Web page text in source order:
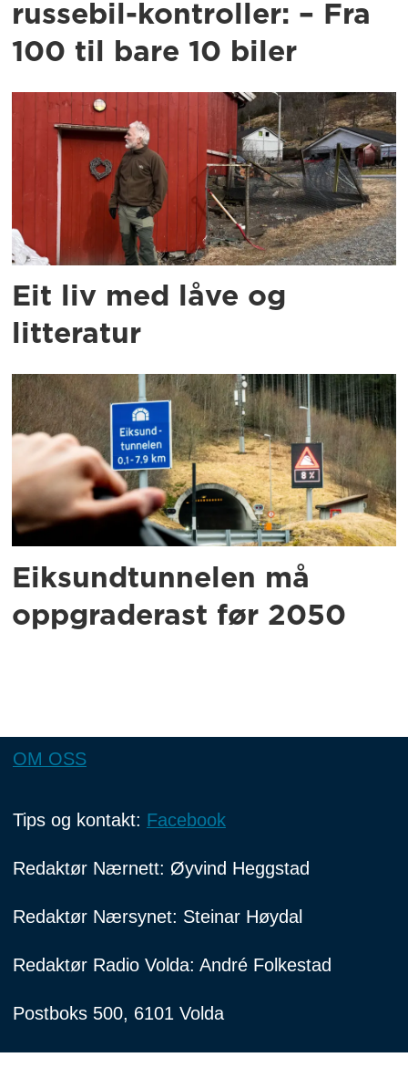
russebil-kontroller: – Fra
100 til bare 10 biler
Eit liv med låve og
litteratur
Eiksundtunnelen må
oppgraderast før 2050
OM OSS
Tips og kontakt: Facebook
Redaktør Nærnett: Øyvind Heggstad
Redaktør Nærsynet: Steinar Høydal
Redaktør Radio Volda: André Folkestad
Postboks 500, 6101 Volda